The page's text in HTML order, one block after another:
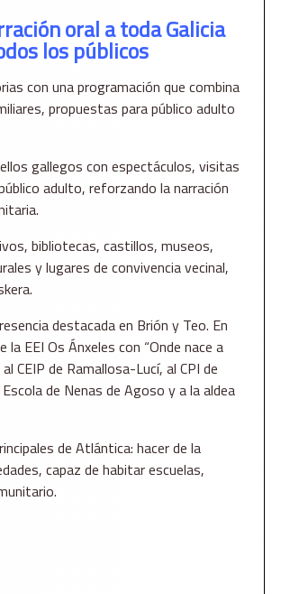
oral a toda Galicia
los públicos
con una programación que combina
propuestas para público adulto
gallegos con espectáculos, visitas
adulto, reforzando la narración
bibliotecas, castillos, museos,
y lugares de convivencia vecinal,
destacada en Brión y Teo. En
EEI Os Ánxeles con “Onde nace a
CEIP de Ramallosa-Lucí, al CPI de
de Nenas de Agoso y a la aldea
de Atlántica: hacer de la
capaz de habitar escuelas,